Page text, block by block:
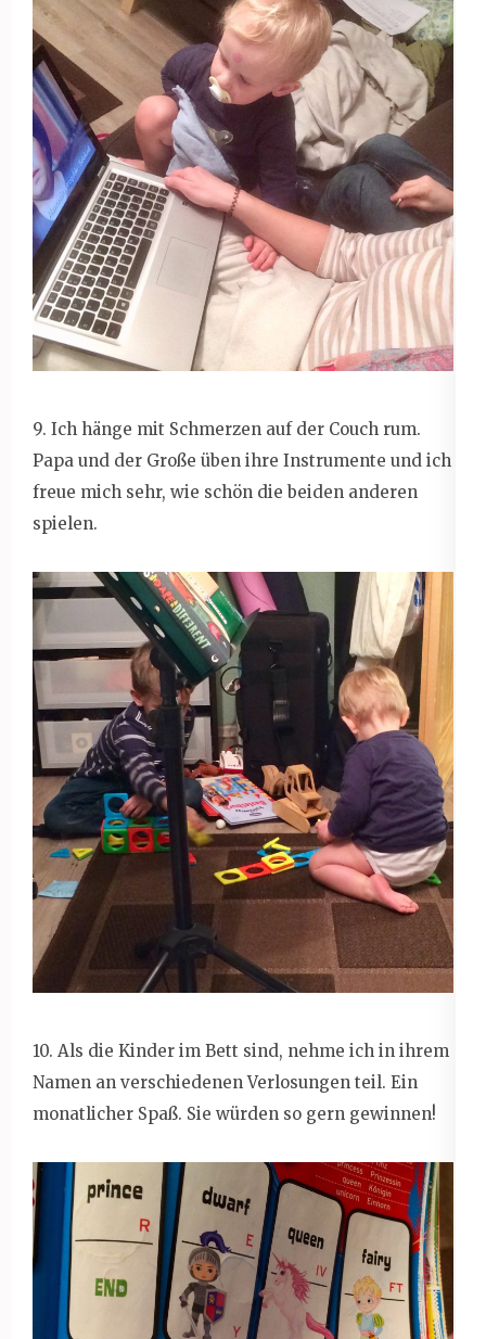
9. Ich hänge mit Schmerzen auf der Couch rum.
Papa und der Große üben ihre Instrumente und ich
freue mich sehr, wie schön die beiden anderen
spielen.
10. Als die Kinder im Bett sind, nehme ich in ihrem
Namen an verschiedenen Verlosungen teil. Ein
monatlicher Spaß. Sie würden so gern gewinnen!